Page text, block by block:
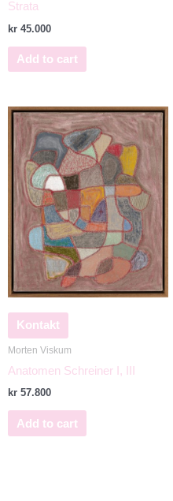
Strata
kr 45.000
Add to cart
Kontakt
Morten Viskum
Anatomen Schreiner I, III
kr 57.800
Add to cart